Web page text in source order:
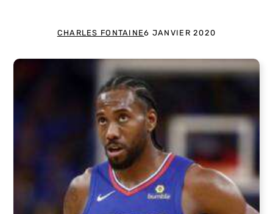
CHARLES FONTAINE6 JANVIER 2020